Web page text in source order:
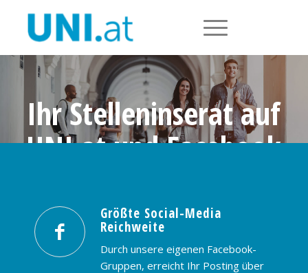
Ihr Stelleninserat auf
UNI.at und Facebook
PREISE & BUCHUNG KONTAKT
Größte Social-Media
Reichweite
Durch unsere eigenen Facebook-
Gruppen, erreicht Ihr Posting über